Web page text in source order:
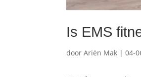
Is EMS
doorAriën Mak |04-